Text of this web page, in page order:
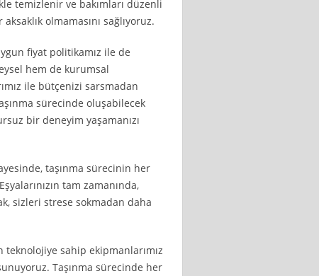
temizlenir ve bakımları düzenli
olmamasını sağlıyoruz.
fiyat politikamız ile de
hem de kurumsal
ile bütçenizi sarsmadan
sürecinde oluşabilecek
bir deneyim yaşamanızı
taşınma sürecinin her
tam zamanında,
sizleri strese sokmadan daha
sahip ekipmanlarımız
Taşınma sürecinde her